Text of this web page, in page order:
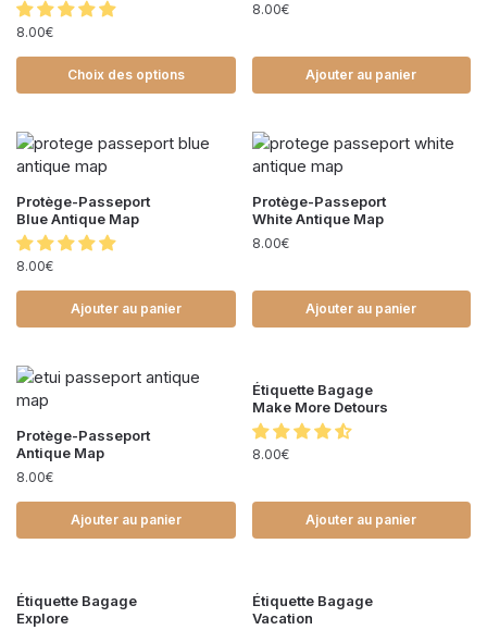
8.00€
Choix des options
8.00€
Ajouter au panier
Protège-Passeport
Blue Antique Map
8.00€
Ajouter au panier
Protège-Passeport
White Antique Map
8.00€
Ajouter au panier
Protège-Passeport
Antique Map
8.00€
Ajouter au panier
Étiquette Bagage
Make More Detours
8.00€
Ajouter au panier
Étiquette Bagage
Explore
Étiquette Bagage
Vacation